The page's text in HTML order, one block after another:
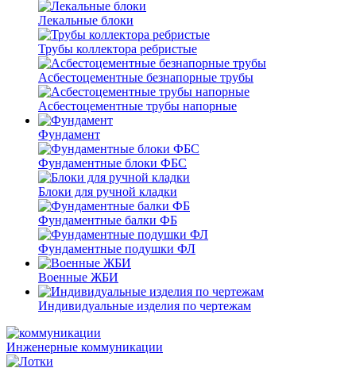
Лекальные блоки
Трубы коллектора ребристые
Асбестоцементные безнапорные трубы
Асбестоцементные трубы напорные
Фундамент
Фундаментные блоки ФБС
Блоки для ручной кладки
Фундаментные балки ФБ
Фундаментные подушки ФЛ
Военные ЖБИ
Индивидуальные изделия по чертежам
Инженерные коммуникации